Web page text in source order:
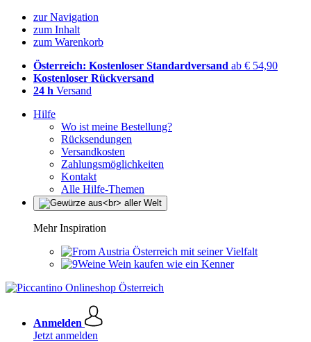
zur Navigation
zum Inhalt
zum Warenkorb
Österreich: Kostenloser Standardversand ab € 54,90
Kostenloser Rückversand
24 h Versand
Hilfe
Wo ist meine Bestellung?
Rücksendungen
Versandkosten
Zahlungsmöglichkeiten
Kontakt
Alle Hilfe-Themen
Mehr Inspiration
Österreich mit seiner Vielfalt
Wein kaufen wie ein Kenner
Anmelden
Jetzt anmelden